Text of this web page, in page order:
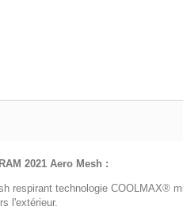
2021 Aero Mesh :
respirant technologie COOLMAX®
l'extérieur.